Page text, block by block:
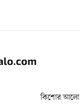
কিশোর আলো